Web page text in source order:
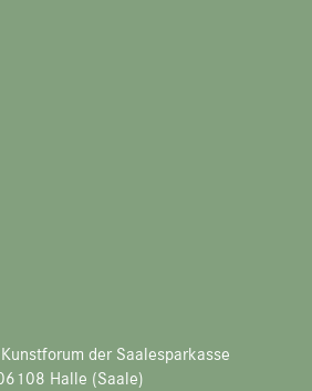
der Saalesparkasse
Halle (Saale)